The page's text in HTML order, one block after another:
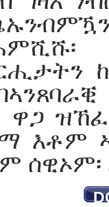
ዋጋ
እቶም
ሰዊኦም፡